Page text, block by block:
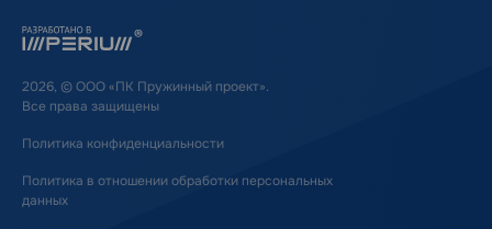
2026, © ООО «ПК Пружинный проект».
Все права защищены
Политика конфиденциальности
Политика в отношении обработки персональных
данных